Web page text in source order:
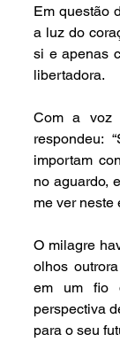
Em questão
a luz do
si e apenas
libertadora.
Com a voz
respondeu:
importam
no aguardo,
me ver neste
O milagre
olhos
em um fio
perspectiva
para o seu